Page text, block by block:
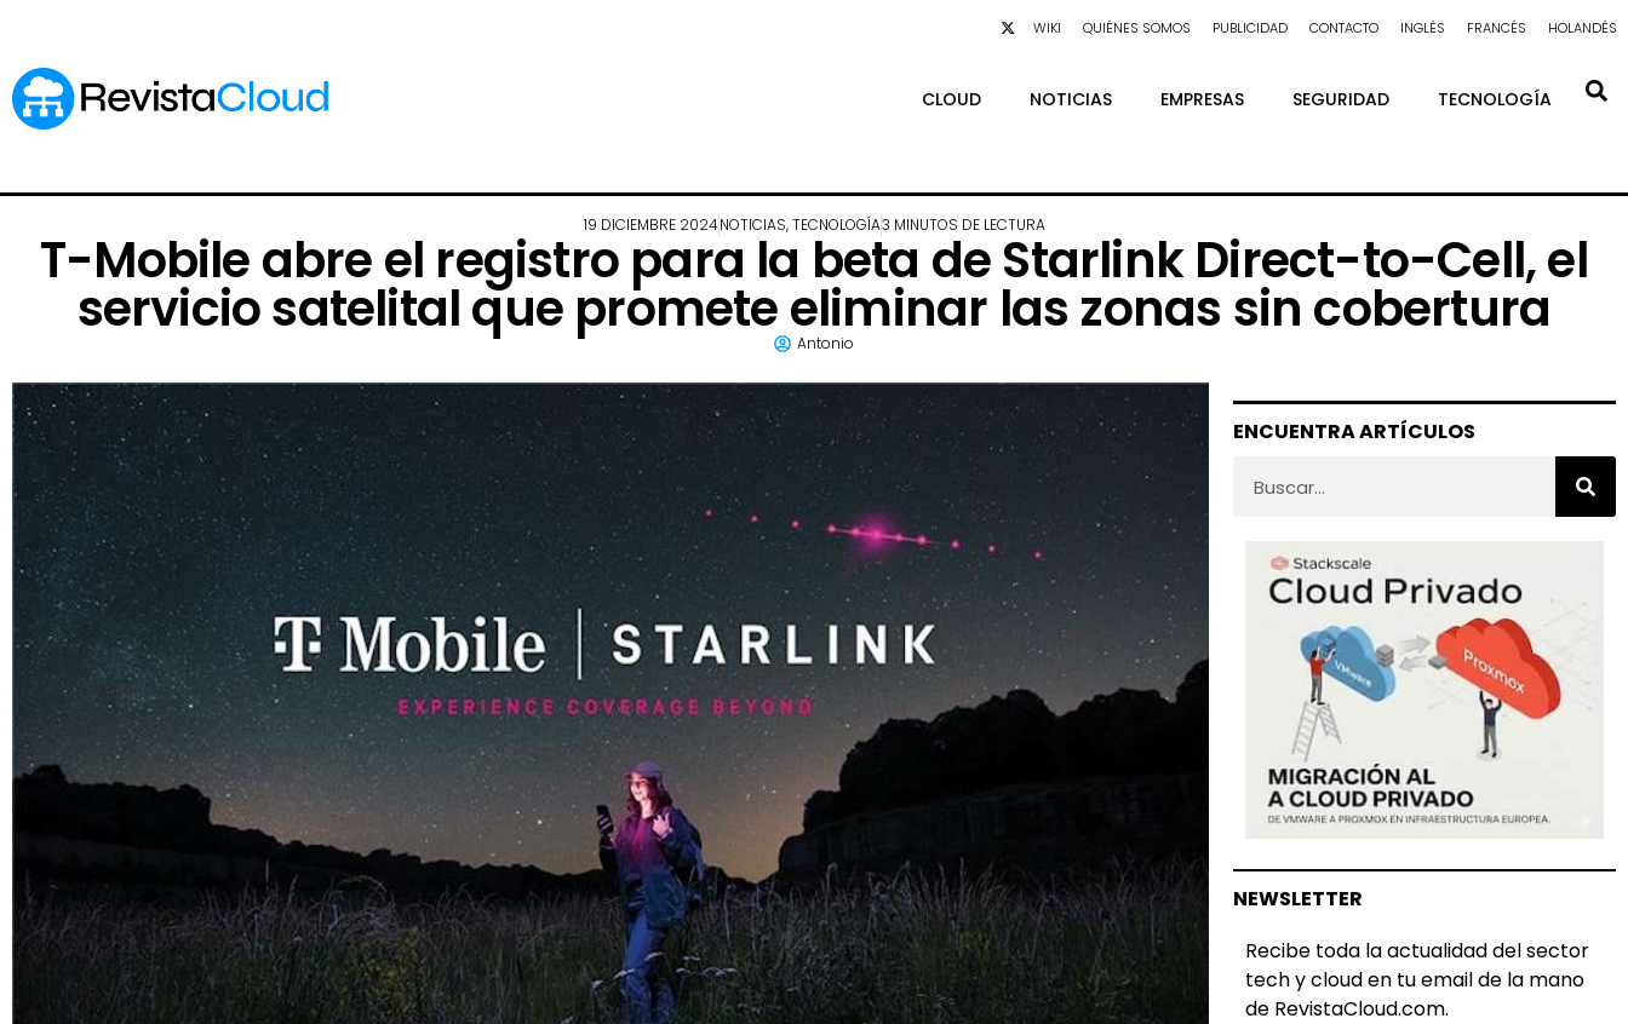
WIKI QUIÉNES SOMOS PUBLICIDAD CONTACTO INGLÉS FRANCÉS HOLANDÉS
CLOUD NOTICIAS EMPRESAS SEGURIDAD TECNOLOGÍA
19 DICIEMBRE 2024NOTICIAS,TECNOLOGÍA3 MINUTOS DE LECTURA
T-Mobile abre el registro para la beta de Starlink Direct-to-Cell, el
servicio satelital que promete eliminar las zonas sin cobertura
Antonio
ENCUENTRA ARTÍCULOS
NEWSLETTER
Recibe toda la actualidad del sector
tech y cloud en tu email de la mano
de RevistaCloud.com.